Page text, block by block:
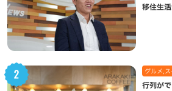
移住生
グルメ,
行列が